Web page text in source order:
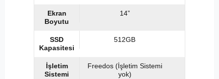
Ekran
Boyutu
14”
SSD
Kapasitesi
512GB
İşletim
Sistemi
Freedos (İşletim Sistemi
yok)